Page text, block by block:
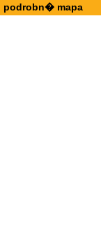
podrobn� mapa